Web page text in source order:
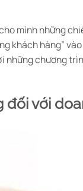
mình những
khách hàng”
chương
đối với